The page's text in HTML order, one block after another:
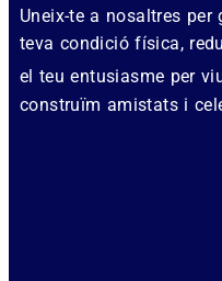
Uneix-te a nosaltres
teva condició física,
el teu entusiasme per
construïm amistats i